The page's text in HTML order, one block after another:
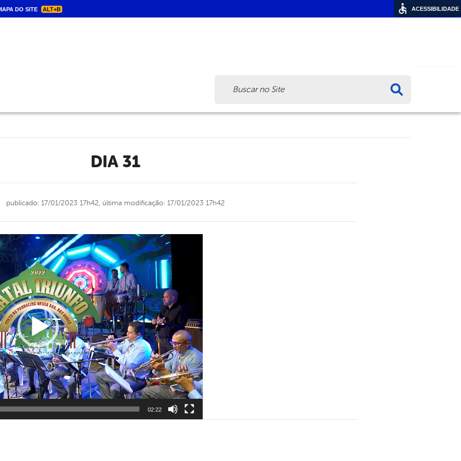
DO SITE ALT+B
DIA 31
publicado: 17/01/2023 17h42, última modificação: 17/01/2023 17h42
02:22
ACESSIBILIDADE